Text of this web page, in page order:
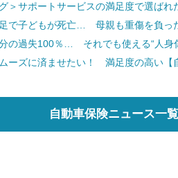
＞サポートサービスの満足度で選ばれ
で子どもが死亡… 母親も重傷を負っ
分の過失100％… それでも使える“人身
ーズに済ませたい！ 満足度の高い【
自動車保険ニュース一